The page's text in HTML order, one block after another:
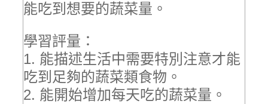
能吃到想要的蔬菜量。
學習評量：
1. 能描述生活中需要特別注意才能
吃到足夠的蔬菜類食物。
2. 能開始增加每天吃的蔬菜量。